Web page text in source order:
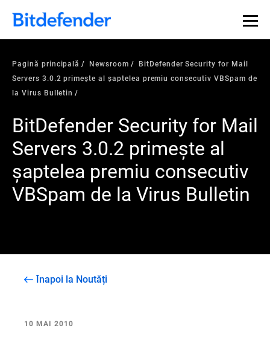
Pagină principală Newsroom
BitDefender Security for Mail
Servers 3.0.2 primeşte al şaptelea premiu consecutiv VBSpam de
la Virus Bulletin
BitDefender Security for Mail
Servers 3.0.2 primeşte al
şaptelea premiu consecutiv
VBSpam de la Virus Bulletin
Înapoi la Noutăți
10 MAI 2010